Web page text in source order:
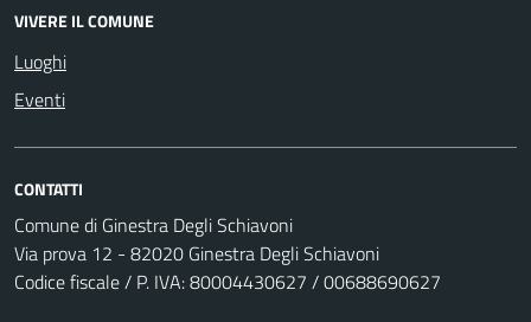
VIVERE IL COMUNE
Luoghi
Eventi
CONTATTI
Comune di Ginestra Degli Schiavoni
Via prova 12 - 82020 Ginestra Degli Schiavoni
Codice fiscale / P. IVA: 80004430627 / 00688690627